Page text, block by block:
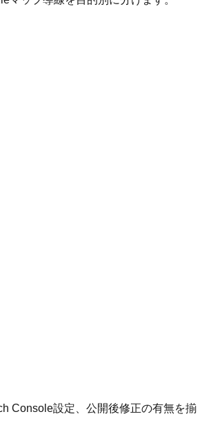
Console設定、公開後修正の有無を揃